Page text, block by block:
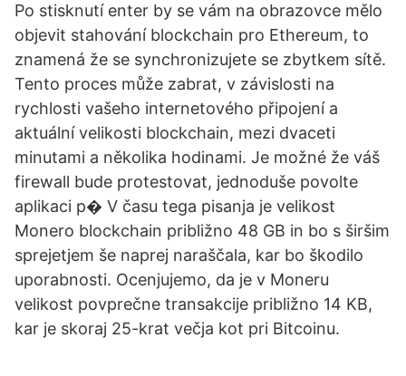
Po stisknutí enter by se vám na obrazovce mělo
objevit stahování blockchain pro Ethereum, to
znamená že se synchronizujete se zbytkem sítě.
Tento proces může zabrat, v závislosti na
rychlosti vašeho internetového připojení a
aktuální velikosti blockchain, mezi dvaceti
minutami a několika hodinami. Je možné že váš
firewall bude protestovat, jednoduše povolte
aplikaci p� V času tega pisanja je velikost
Monero blockchain približno 48 GB in bo s širšim
sprejetjem še naprej naraščala, kar bo škodilo
uporabnosti. Ocenjujemo, da je v Moneru
velikost povprečne transakcije približno 14 KB,
kar je skoraj 25-krat večja kot pri Bitcoinu.